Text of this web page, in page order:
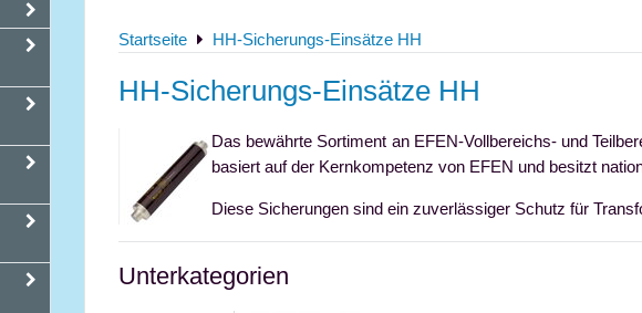
Startseite HH-Sicherungs-Einsätze HH
HH-Sicherungs-Einsätze HH
Das bewährte Sortiment an EFEN-Vollbereichs- und
basiert auf der Kernkompetenz von EFEN und besitzt
Diese Sicherungen sind ein zuverlässiger Schutz für
Unterkategorien